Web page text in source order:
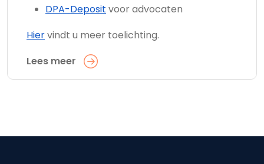
DPA-Deposit voor advocaten
Hiervindt u meer toelichting.
Lees meer